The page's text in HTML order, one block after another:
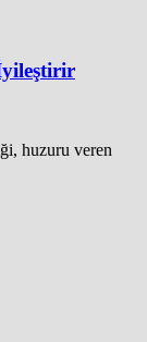
İyileştirir
huzuru veren